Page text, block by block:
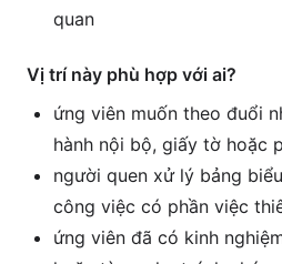
quan
Vị trí này phù hợp với ai?
ứng viên muốn theo đuổi
hành nội bộ, giấy tờ hoặc
người quen xử lý bảng
công việc có phần việc
ứng viên đã có kinh